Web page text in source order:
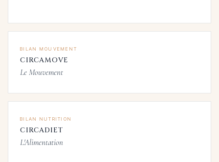
BILAN MOUVEMENT
CIRCAMOVE
Le Mouvement
BILAN NUTRITION
CIRCADIET
L'Alimentation